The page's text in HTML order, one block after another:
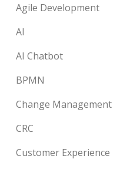
Agile Development
AI
AI Chatbot
BPMN
Change Management
CRC
Customer Experience